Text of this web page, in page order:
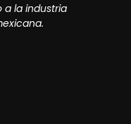
a la industria